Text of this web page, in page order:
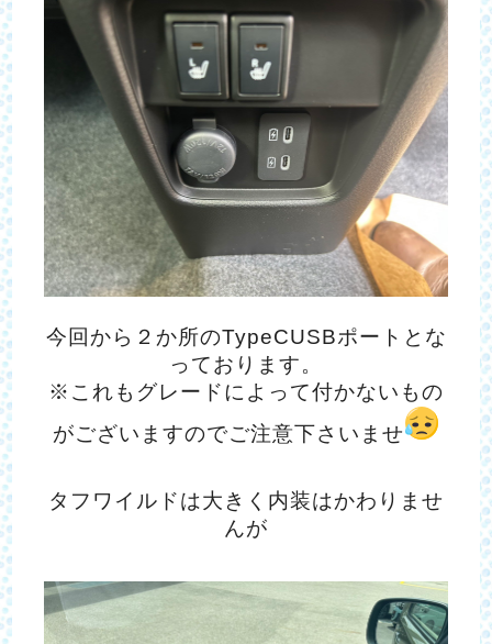
今回から２か所のTypeCUSBポートとな
っております。
※これもグレードによって付かないもの
がございますのでご注意下さいませ
タフワイルドは大きく内装はかわりませ
んが